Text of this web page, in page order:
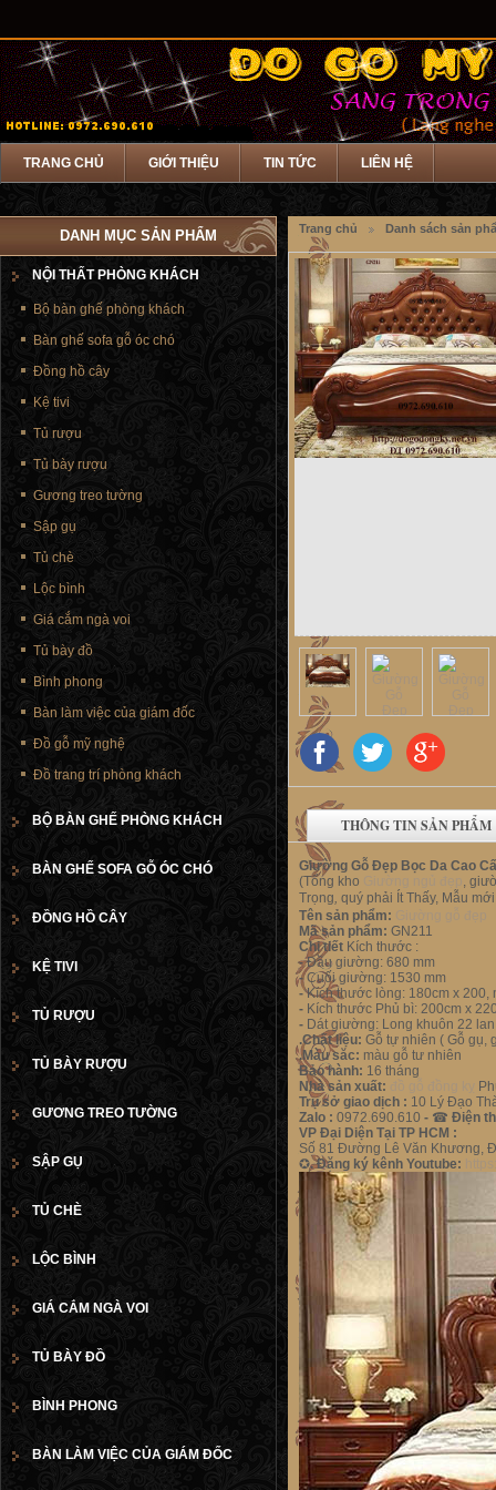
TRANG CHỦ GIỚI THIỆU TIN TỨC LIÊN HỆ
Trang chủ Danh sách sản
THÔNG TIN SẢN PHẨM
Giường Gỗ Đẹp Bọc Da Cao
(Tổng kho
,
Trọng, quý phải Ít Thấy, Mẫu
Tên sản phẩm:
Mã sản phẩm: GN211
Chi tiết Kích thước :
-Đầu giường: 680 mm
-Cuối giường: 1530 mm
-Kích thước lòng: 180cm x 200,
- Kích thước Phủ bì: 200cm x
- Dát giường: Long khuôn 22
.Chất liệu: Gỗ tự nhiên ( Gỗ gụ,
.Màu săc: màu gỗ tư nhiên
Bảo hành: 16 tháng
Nhà sản xuất:
Trụ sở giao dịch : 10 Lý Đạo
Zalo : 0972.690.610 - ☎ Điện
VP Đại Diện Tại TP HCM :
Số 81 Đường Lê Văn Khương,
✪. Đăng ký kênh Youtube:
DANH MỤC SẢN PHẨM
NỘI THẤT PHÒNG KHÁCH
Bộ bàn ghế phòng khách
Bàn ghế sofa gỗ óc chó
Đồng hồ cây
Kệ tivi
Tủ rượu
Tủ bày rượu
Gương treo tường
Sập gụ
Tủ chè
Lộc bình
Giá cắm ngà voi
Tủ bày đồ
Bình phong
Bàn làm việc của giám đốc
Đồ gỗ mỹ nghệ
Đồ trang trí phòng khách
BỘ BÀN GHẾ PHÒNG KHÁCH
BÀN GHẾ SOFA GỖ ÓC CHÓ
ĐỒNG HỒ CÂY
KỆ TIVI
TỦ RƯỢU
TỦ BÀY RƯỢU
GƯƠNG TREO TƯỜNG
SẬP GỤ
TỦ CHÈ
LỘC BÌNH
GIÁ CẮM NGÀ VOI
TỦ BÀY ĐỒ
BÌNH PHONG
BÀN LÀM VIỆC CỦA GIÁM ĐỐC